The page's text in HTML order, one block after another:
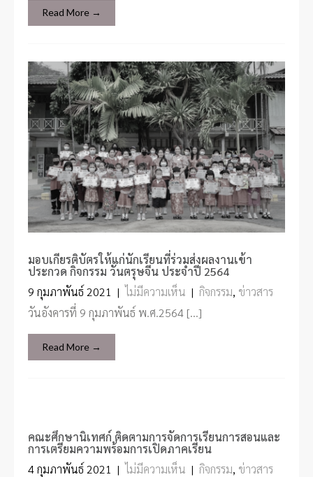
Read More →
มอบเกียรติบัตรให้แก่นักเรียนที่ร่วมส่งผลงานเข้า
ประกวด กิจกรรม วันตรุษจีน ประจำปี 2564
9 กุมภาพันธ์ 2021 | ไม่มีความเห็น | กิจกรรม, ข่าวสาร
วันอังคารที่ 9 กุมภาพันธ์ พ.ศ.2564 […]
Read More →
คณะศึกษานิเทศก์ ติดตามการจัดการเรียนการสอนและ
การเตรียมความพร้อมการเปิดภาคเรียน
4 กุมภาพันธ์ 2021 | ไม่มีความเห็น | กิจกรรม, ข่าวสาร